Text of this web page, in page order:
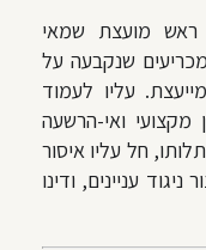
ראש מועצת שמאי
שנקבעה על
עליו לעמוד
מקצועי ואי-הרשעה
חל עליו איסור
עניינים, ודינו